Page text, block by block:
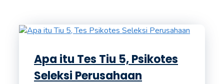
Apa itu Tes Tiu 5, Psikotes
Seleksi Perusahaan